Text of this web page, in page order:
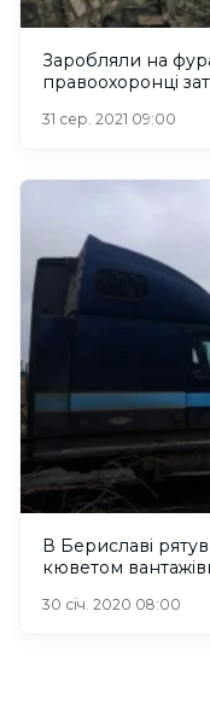
Заробляли на
правоохоронці
31 сер. 2021 09:00
В Бериславі
кюветом
30 січ. 2020 08:00